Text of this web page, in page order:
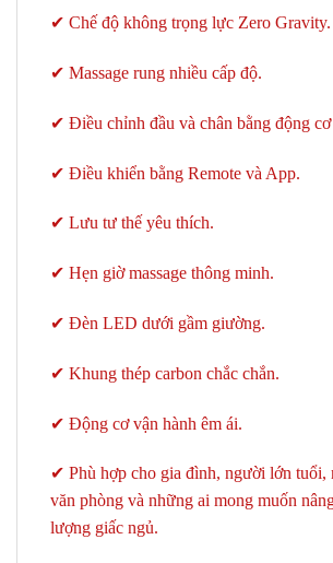
✔ Chế độ không trọng lực Zero Gravity.
✔ Massage rung nhiều cấp độ.
✔ Điều chỉnh đầu và chân bằng động cơ
✔ Điều khiển bằng Remote và App.
✔ Lưu tư thế yêu thích.
✔ Hẹn giờ massage thông minh.
✔ Đèn LED dưới gầm giường.
✔ Khung thép carbon chắc chắn.
✔ Động cơ vận hành êm ái.
✔ Phù hợp cho gia đình, người lớn tuổi,
văn phòng và những ai mong muốn
lượng giấc ngủ.